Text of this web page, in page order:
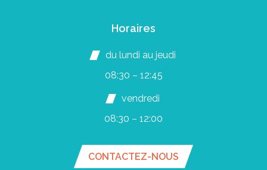
Horaires
du lundi au jeudi
08:30 – 12:45
vendredi
08:30 – 12:00
CONTACTEZ-NOUS